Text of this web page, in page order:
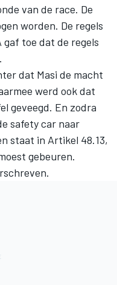
van de race. De
worden. De regels
toe dat de regels
dat Masi de macht
werd ook dat
geveegd. En zodra
safety car naar
staat in Artikel 48.13,
gebeuren.